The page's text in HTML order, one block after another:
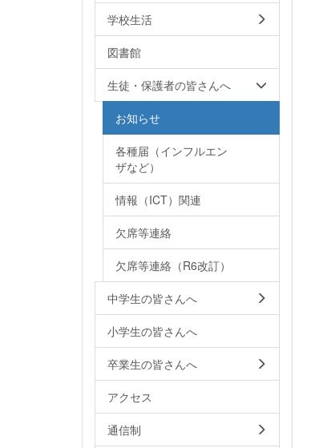
学校生活
図書館
生徒・保護者の皆さんへ
お知らせ
各種届（インフルエン
ザなど）
情報（ICT）関連
欠席等連絡
欠席等連絡（R6改訂）
中学生の皆さんへ
小学生の皆さんへ
卒業生の皆さんへ
アクセス
通信制